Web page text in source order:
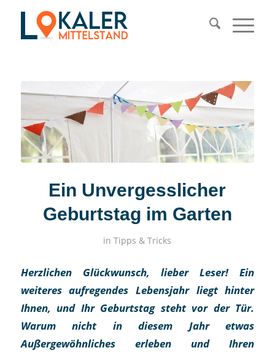
Ein Unvergesslicher
Geburtstag im Garten
inTipps & Tricks
Herzlichen Glückwunsch, lieber Leser! Ein
weiteres aufregendes Lebensjahr liegt hinter
Ihnen, und Ihr Geburtstag steht vor der Tür.
Warum nicht in diesem Jahr etwas
Außergewöhnliches erleben und Ihren